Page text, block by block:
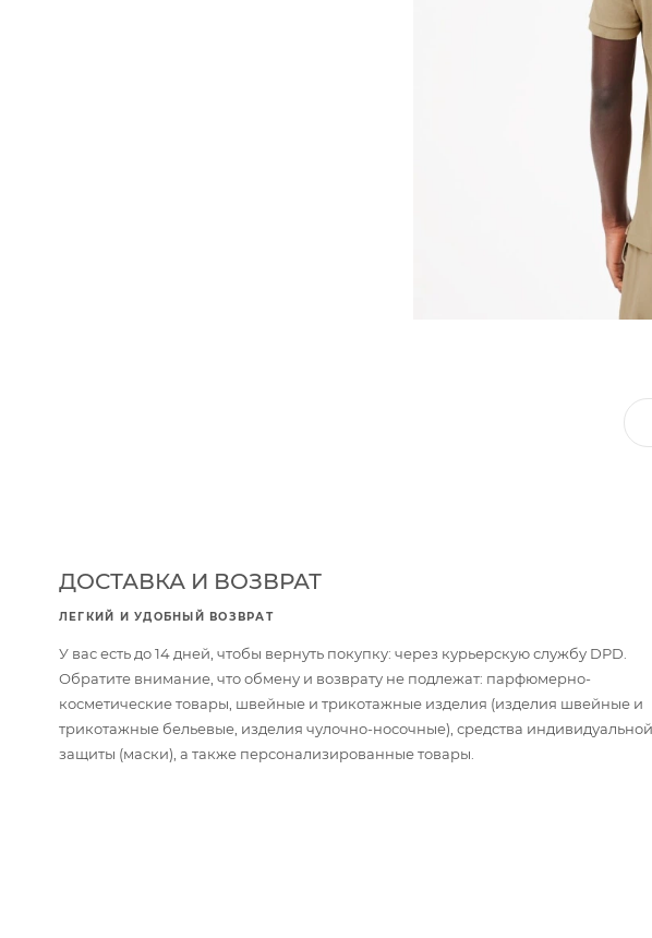
ДОСТАВКА И ВОЗВРАТ
ЛЕГКИЙ И УДОБНЫЙ ВОЗВРАТ
У вас есть до 14 дней, чтобы вернуть покупку: через курьерскую службу DPD.
Обратите внимание, что обмену и возврату не подлежат: парфюмерно-
косметические товары, швейные и трикотажные изделия (изделия швейные и
трикотажные бельевые, изделия чулочно-носочные), средства индивидуальной
защиты (маски), а также персонализированные товары.